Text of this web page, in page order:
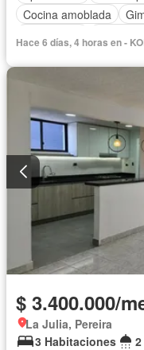
Cocina amoblada
Hace 6 días, 4 horas en -
$ 3.400.000/
La Julia, Pereira
3 Habitaciones